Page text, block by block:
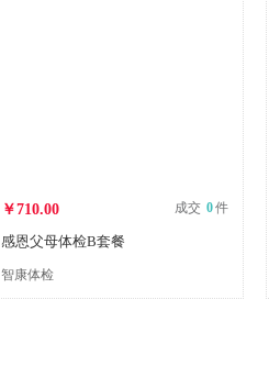
￥710.00 成交 0件
感恩父母体检B套餐
智康体检